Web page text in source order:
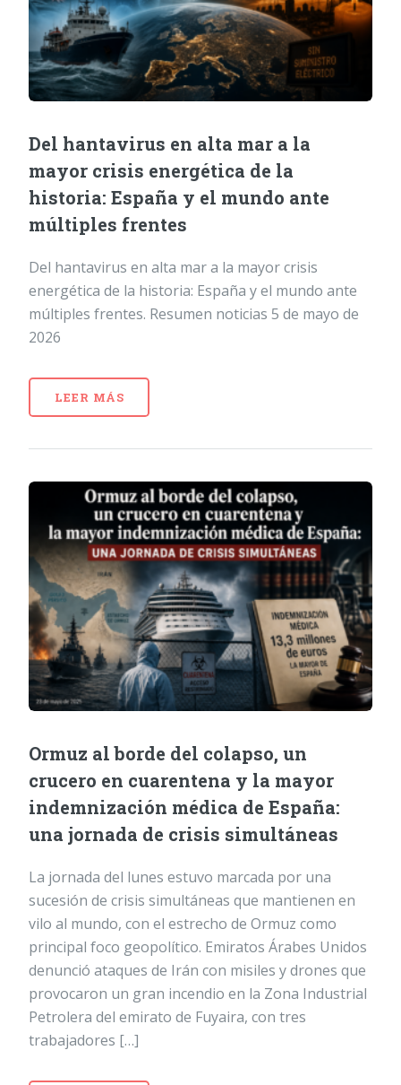
Del hantavirus en alta mar a la
mayor crisis energética de la
historia: España y el mundo ante
múltiples frentes
Del hantavirus en alta mar a la mayor crisis
energética de la historia: España y el mundo ante
múltiples frentes. Resumen noticias 5 de mayo de
2026
LEER MÁS
Ormuz al borde del colapso, un
crucero en cuarentena y la mayor
indemnización médica de España:
una jornada de crisis simultáneas
La jornada del lunes estuvo marcada por una
sucesión de crisis simultáneas que mantienen en
vilo al mundo, con el estrecho de Ormuz como
principal foco geopolítico. Emiratos Árabes Unidos
denunció ataques de Irán con misiles y drones que
provocaron un gran incendio en la Zona Industrial
Petrolera del emirato de Fuyaira, con tres
trabajadores […]